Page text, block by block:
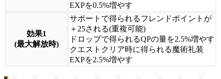
EXPを0.5%増やす
効果1
(最大解放時)
サポートで得られるフレンドポイントが
＋25される(重複可能)
ドロップで得られるQPの量を2.5%増やす
クエストクリア時に得られる魔術礼装
EXPを2.5%増やす